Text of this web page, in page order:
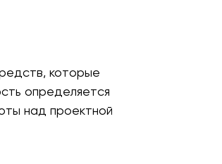
которые
определяется
над проектной